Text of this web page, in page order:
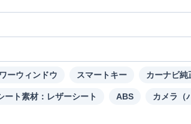
ーウィンドウ スマートキー カーナビ純
ート素材：レザーシート ABS カメラ（